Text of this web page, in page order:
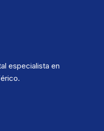
especialista en